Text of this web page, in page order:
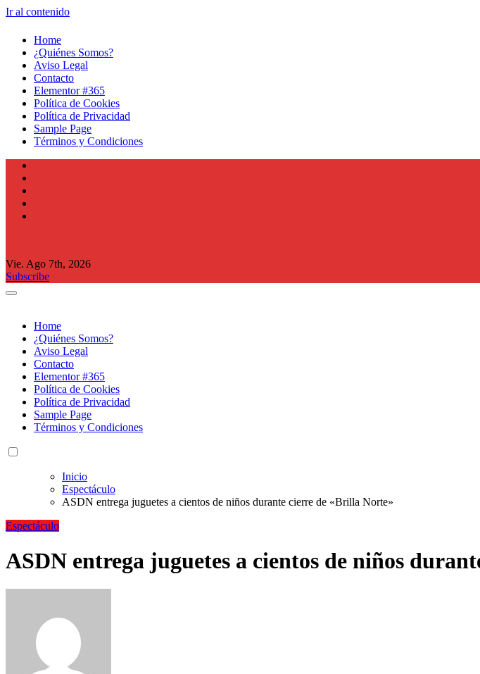
Ir al contenido
Home
¿Quiénes Somos?
Aviso Legal
Contacto
Elementor #365
Política de Cookies
Política de Privacidad
Sample Page
Términos y Condiciones
Vie. Ago 7th, 2026
Subscribe
Home
¿Quiénes Somos?
Aviso Legal
Contacto
Elementor #365
Política de Cookies
Política de Privacidad
Sample Page
Términos y Condiciones
Inicio
Espectáculo
ASDN entrega juguetes a cientos de niños durante cierre de «Brilla Norte»
Espectáculo
ASDN entrega juguetes a cientos de niños